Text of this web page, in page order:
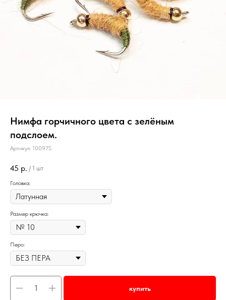
Нимфа горчичного цвета с зелёным
подслоем.
Артикул: 10097S
45 р. / 1 шт
Головка:
Размер крючка:
Перо:
купить